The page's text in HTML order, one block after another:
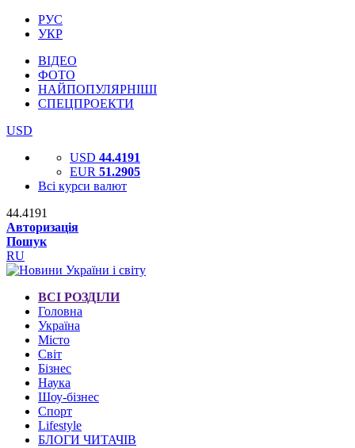
РУС
УКР
ВІДЕО
ФОТО
НАЙПОПУЛЯРНІШІ
СПЕЦПРОЕКТИ
USD
USD 44.4191
EUR 51.2905
Всі курси валют
44.4191
Авторизація
Пошук
RU
ВСІ РОЗДІЛИ
Головна
Україна
Місто
Світ
Бізнес
Наука
Шоу-бізнес
Спорт
Lifestyle
БЛОГИ ЧИТАЧІВ